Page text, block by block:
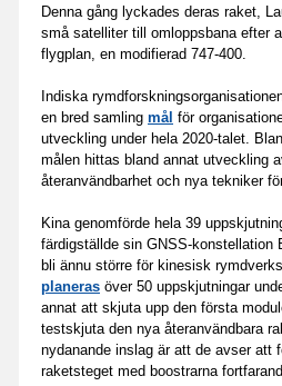
Denna gång lyckades deras raket,
små satelliter till omloppsbana efter
flygplan, en modifierad 747-400.
Indiska
en bred samling mål för
utveckling under hela 2020-talet.
målen hittas bland annat utveckling
återanvändbarhet och nya tekniker
Kina genomförde hela 39
färdigställde sin GNSS-konstellation
bli ännu större för kinesisk
planeras över 50 uppskjutningar
annat att skjuta upp den första
testskjuta den nya återanvändbara
nydanande inslag är att de avser att
raketsteget med boostrarna